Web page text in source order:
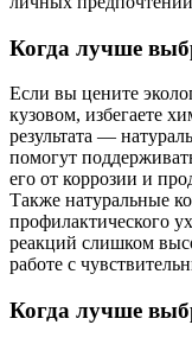
Когда лучше
Если вы цените
кузовом, избегаете
результата —
помогут
его от коррозии и
Также натуральные
профилактического
реакций слишком
работе с
Когда лучше